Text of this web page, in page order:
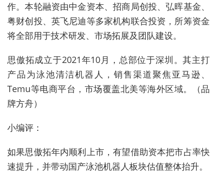
作。本轮融资由中金资本、招商局创投、弘晖基金、
粤财创投、英飞尼迪等多家机构联合投资，所筹资金
将全部用于技术研发、市场拓展及团队建设。
思傲拓成立于2021年10月，总部位于深圳。其主打
产品为泳池清洁机器人，销售渠道聚焦亚马逊、
Temu等电商平台，市场覆盖北美等海外区域。（品
牌方舟）
小编评：
如果思傲拓年内顺利上市，有望借助资本把市占率快
速提升，并带动国产泳池机器人板块估值整体抬升。